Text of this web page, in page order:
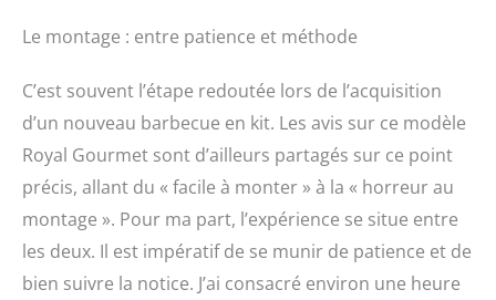
séparément en fonction
de Stockage Suffisant:
l'espace de stockage de
la plaque de base et de
la table d'appoint des
deux côtés est à votre
disposition, vous pouvez
placer des outils de
barbecue, des assiettes
et des assaisonnements,
etc.
Le montage : entre patience et méthode
C’est souvent l’étape redoutée lors de l’acquisition
d’un nouveau barbecue en kit. Les avis sur ce modèle
Royal Gourmet sont d’ailleurs partagés sur ce point
précis, allant du « facile à monter » à la « horreur au
montage ». Pour ma part, l’expérience se situe entre
les deux. Il est impératif de se munir de patience et de
bien suivre la notice. J’ai consacré environ une heure